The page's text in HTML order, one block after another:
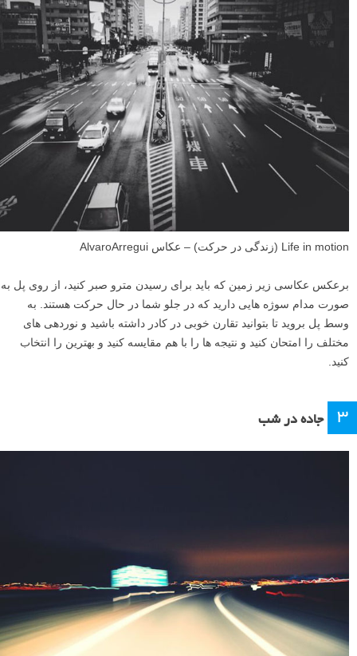
Life in motion (زندگی در حرکت) – عکاس AlvaroArregui
برعکس عکاسی زیر زمین که باید برای رسیدن مترو صبر کنید، از روی پل به
صورت مدام سوژه هایی دارید که در جلو شما در حال حرکت هستند. به
وسط پل بروید تا بتوانید تقارن خوبی در کادر داشته باشید و نوردهی های
مختلف را امتحان کنید و نتیجه ها را با هم مقایسه کنید و بهترین را انتخاب
کنید.
۳ جاده در شب